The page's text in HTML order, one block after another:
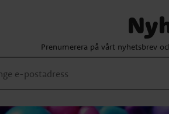
Prenumerera på vårt nyhetsbrev